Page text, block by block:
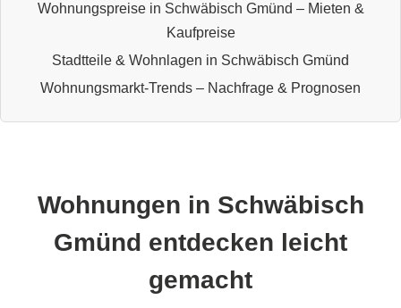
Wohnungspreise in Schwäbisch Gmünd – Mieten &
Kaufpreise
Stadtteile & Wohnlagen in Schwäbisch Gmünd
Wohnungsmarkt-Trends – Nachfrage & Prognosen
Wohnungen in Schwäbisch
Gmünd entdecken leicht
gemacht